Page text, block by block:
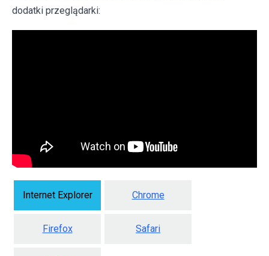
dodatki przeglądarki:
Internet Explorer Chrome
Firefox Safari